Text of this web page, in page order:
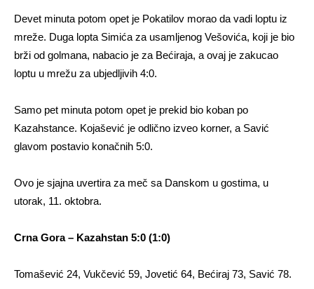
Devet minuta potom opet je Pokatilov morao da vadi loptu iz
mreže. Duga lopta Simića za usamljenog Vešovića, koji je bio
brži od golmana, nabacio je za Bećiraja, a ovaj je zakucao
loptu u mrežu za ubjedljivih 4:0.
Samo pet minuta potom opet je prekid bio koban po
Kazahstance. Kojašević je odlično izveo korner, a Savić
glavom postavio konačnih 5:0.
Ovo je sjajna uvertira za meč sa Danskom u gostima, u
utorak, 11. oktobra.
Crna Gora – Kazahstan 5:0 (1:0)
Tomašević 24, Vukčević 59, Jovetić 64, Bećiraj 73, Savić 78.